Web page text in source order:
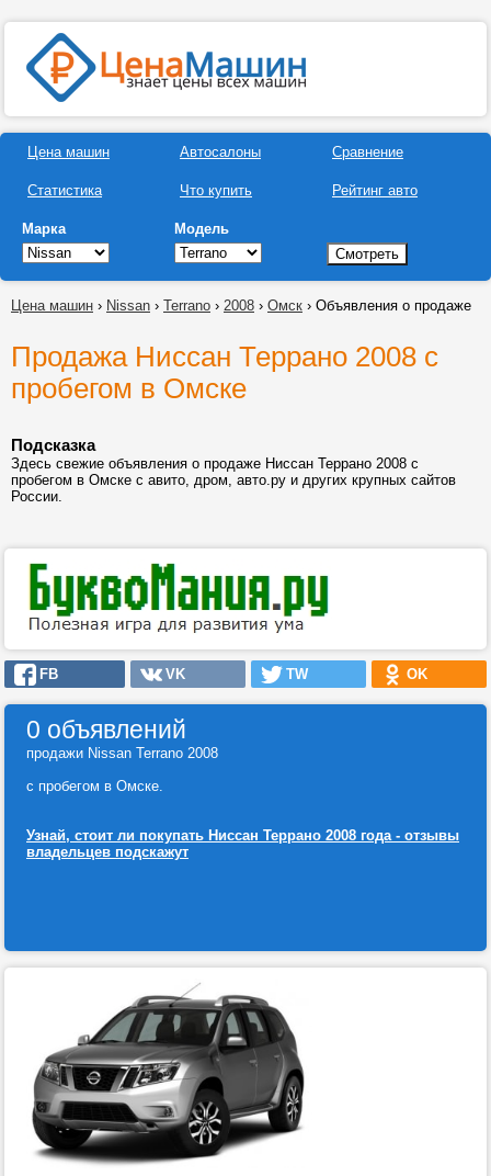
Цена машин
Статистика
Автосалоны
Что купить
Сравнение
Рейтинг авто
Марка Модель
Цена машин › Nissan › Terrano › 2008 › Омск › Объявления о продаже
Продажа Ниссан Террано 2008 с
пробегом в Омске
Подсказка
Здесь свежие объявления о продаже Ниссан Террано 2008 с
пробегом в Омске с авито, дром, авто.ру и других крупных сайтов
России.
FB VK TW OK
0 объявлений
продажи Nissan Terrano 2008
с пробегом в Омске.
Узнай, стоит ли покупать Ниссан Террано 2008 года - отзывы
владельцев подскажут